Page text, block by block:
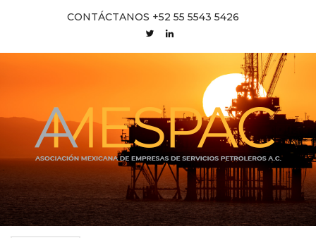
CONTÁCTANOS +52 55 5543 5426